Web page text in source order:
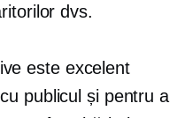
dvs.
este excelent
publicul și pentru a